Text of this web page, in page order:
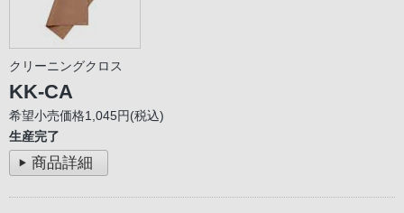
クリーニングクロス
KK-CA
希望小売価格1,045円(税込)
生産完了
商品詳細